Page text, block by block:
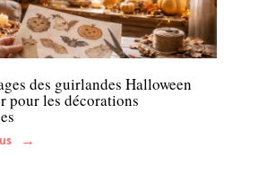
des guirlandes Halloween
pour les décorations